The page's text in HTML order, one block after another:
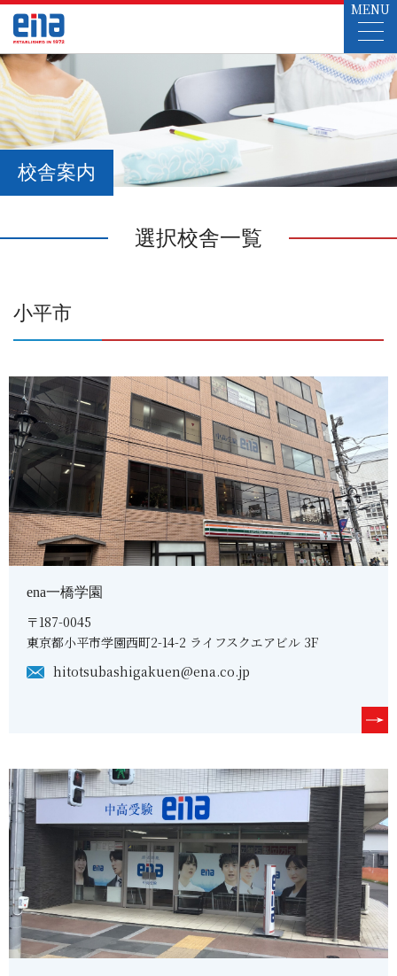
MENU
校舎案内
選択校舎一覧
小平市
ena一橋学園
〒187-0045
東京都小平市学園西町2-14-2 ライフスクエアビル 3F
hitotsubashigakuen@ena.co.jp